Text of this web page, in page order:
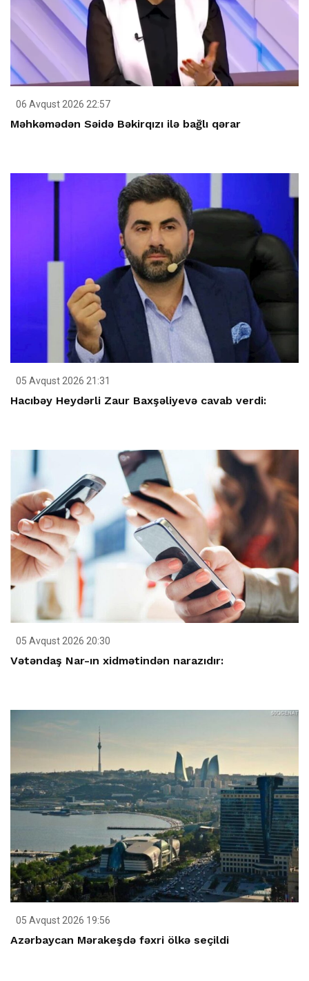
06 Avqust 2026 22:57
Məhkəmədən Səidə Bəkirqızı ilə bağlı qərar
05 Avqust 2026 21:31
Hacıbəy Heydərli Zaur Baxşəliyevə cavab verdi:
05 Avqust 2026 20:30
Vətəndaş Nar-ın xidmətindən narazıdır:
05 Avqust 2026 19:56
Azərbaycan Mərakeşdə fəxri ölkə seçildi